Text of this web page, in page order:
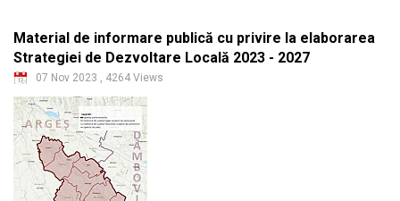
Material de informare publică cu privire la elaborarea
Strategiei de Dezvoltare Locală 2023 - 2027
07 Nov 2023 , 4264 Views